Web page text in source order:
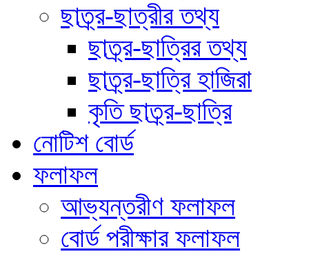
ছাত্র্র-ছাত্রীর তথ্য
ছাত্র্র-ছাত্রির তথ্য
ছাত্র্র-ছাত্রি হাজিরা
কৃতি ছাত্র্র-ছাত্রি
নোটিশ বোর্ড
ফলাফল
আভ্যন্তরীণ ফলাফল
বোর্ড পরীক্ষার ফলাফল